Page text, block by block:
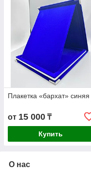
Плакетка «бархат» синяя
от 15 000 ₸
Купить
О нас